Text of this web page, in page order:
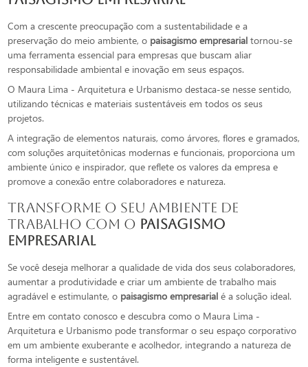
Com a crescente preocupação com a sustentabilidade e a
preservação do meio ambiente, o paisagismo empresarial tornou-se
uma ferramenta essencial para empresas que buscam aliar
responsabilidade ambiental e inovação em seus espaços.
O Maura Lima - Arquitetura e Urbanismo destaca-se nesse sentido,
utilizando técnicas e materiais sustentáveis em todos os seus
projetos.
A integração de elementos naturais, como árvores, flores e gramados,
com soluções arquitetônicas modernas e funcionais, proporciona um
ambiente único e inspirador, que reflete os valores da empresa e
promove a conexão entre colaboradores e natureza.
Transforme o seu Ambiente de
Trabalho com o paisagismo
empresarial
Se você deseja melhorar a qualidade de vida dos seus colaboradores,
aumentar a produtividade e criar um ambiente de trabalho mais
agradável e estimulante, o paisagismo empresarial é a solução ideal.
Entre em contato conosco e descubra como o Maura Lima -
Arquitetura e Urbanismo pode transformar o seu espaço corporativo
em um ambiente exuberante e acolhedor, integrando a natureza de
forma inteligente e sustentável.